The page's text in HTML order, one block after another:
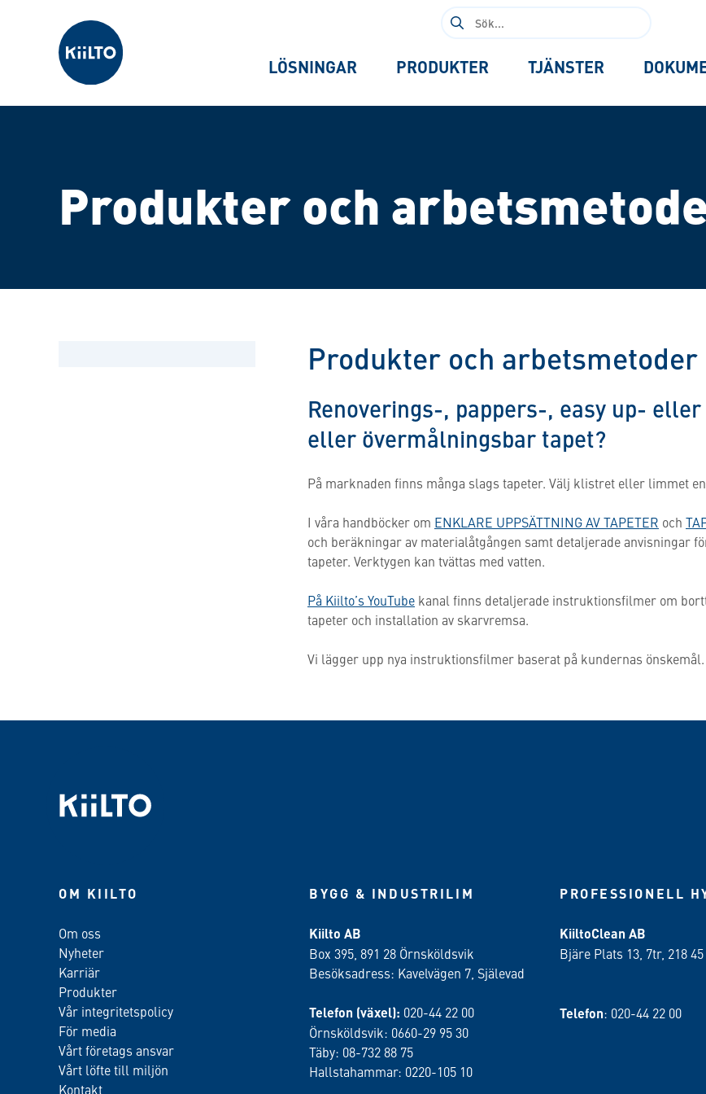
Kiilto Sweden
Sök
efter:
LÖSNINGAR PRODUKTER TJÄNSTER
Produkter och
Produkter och arbetsmetoder
Renoverings-, pappers-, easy up-
eller övermålningsbar tapet?
På marknaden finns många slags tapeter. Välj klistret eller limmet
I våra handböcker om ENKLARE UPPSÄTTNING AV TAPETER och
och beräkningar av materialåtgången samt detaljerade anvisningar
tapeter. Verktygen kan tvättas med vatten.
På Kiilto’s YouTube kanal finns detaljerade instruktionsfilmer om
tapeter och installation av skarvremsa.
Vi lägger upp nya instruktionsfilmer baserat på kundernas önskemål.
OM KIILTO
Om oss
Nyheter
Karriär
Produkter
Vår integritetspolicy
För media
Vårt företags ansvar
Vårt löfte till miljön
Kontakt
BYGG & INDUSTRILIM
Kiilto AB
Box 395, 891 28 Örnsköldsvik
Besöksadress: Kavelvägen 7, Själevad
Telefon (växel): 020-44 22 00
Örnsköldsvik: 0660-29 95 30
Täby: 08-732 88 75
Hallstahammar: 0220-105 10
PROFESSIONELL
KiiltoClean AB
Bjäre Plats 13, 7tr, 218
Telefon: 020-44 22 00